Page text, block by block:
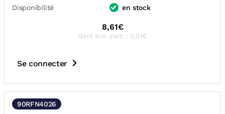
Disponibilité en stock
8,61€
dont éco-part. : 0,01€
Se connecter
90RFN4026